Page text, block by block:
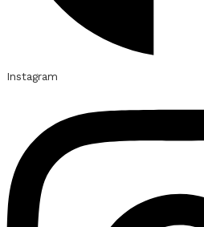
Instagram